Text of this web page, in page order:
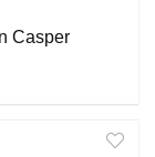
Casper